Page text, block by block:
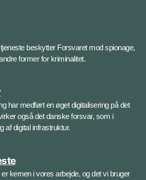
beskytter Forsvaret mod spionage,
former for kriminalitet.
har medført en øget digitalisering på det
også det danske forsvar, som i
af digital infrastruktur.
kernen i vores arbejde, og det vi bruger